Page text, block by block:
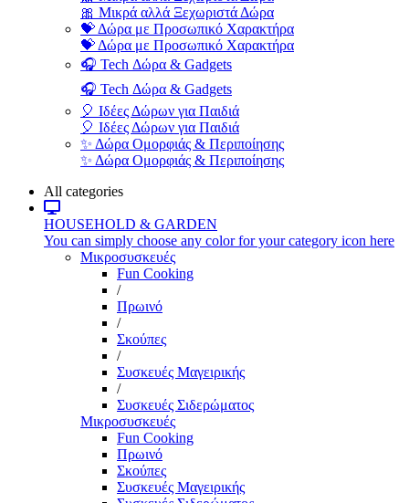
🎀 Μικρά αλλά Ξεχωριστά Δώρα
💝 Δώρα με Προσωπικό Χαρακτήρα
💝 Δώρα με Προσωπικό Χαρακτήρα
🎧 Tech Δώρα & Gadgets
🎧 Tech Δώρα & Gadgets
🎈 Ιδέες Δώρων για Παιδιά
🎈 Ιδέες Δώρων για Παιδιά
✨ Δώρα Ομορφιάς & Περιποίησης
✨ Δώρα Ομορφιάς & Περιποίησης
All categories
HOUSEHOLD & GARDEN
You can simply choose any color for your category icon here
Μικροσυσκευές
Fun Cooking
/
Πρωινό
/
Σκούπες
/
Συσκευές Μαγειρικής
/
Συσκευές Σιδερώματος
Μικροσυσκευές
Fun Cooking
Πρωινό
Σκούπες
Συσκευές Μαγειρικής